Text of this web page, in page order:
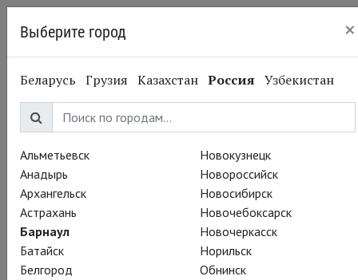
18.04.2016 Королевская Шекспировская Компания
Дэвиду Теннанту – 45
лет!
Борец за межгалактическую справедливость, суперзлодей в
фиолетовом, угрюмый детектив, длинноволосый король и
давний друг Шекспира... Дэвид Теннант отмечает сегодня
45-й день рождения!
Выберите город ×
Беларусь Грузия Казахстан Россия Узбекистан
Альметьевск
Анадырь
Архангельск
Астрахань
Барнаул
Батайск
Белгород
Новокузнецк
Новороссийск
Новосибирск
Новочебоксарск
Новочеркасск
Норильск
Обнинск